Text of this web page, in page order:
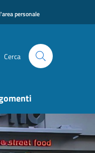
personale
Cerca